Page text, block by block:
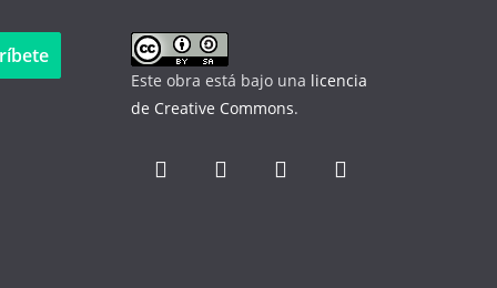
Este obra está bajo una licencia
de Creative Commons.